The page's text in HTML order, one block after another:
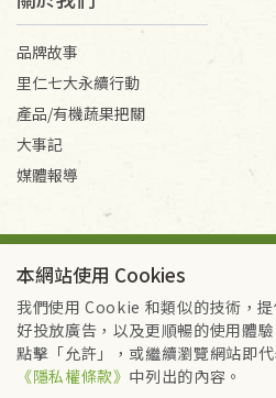
品牌故事
里仁七大永續行動
產品/有機蔬果把關
大事記
媒體報導
Copyright © 2026 里仁事業股份
里仁網購股份有限公司(
All Rights
本網站使用 Cookies
我們使用 Cookie 和類似的技術，
好投放廣告，以及更順暢的使用體驗
點擊「允許」，或繼續瀏覽網站即
《隱私權條款》 中列出的內容。